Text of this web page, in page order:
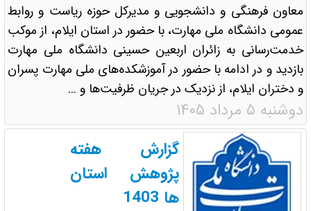
معاون فرهنگی و دانشجویی و مدیرکل حوزه ریاست و روابط
عمومی دانشگاه ملی مهارت، با حضور در استان ایلام، از موکب
خدمت‌رسانی به زائران اربعین حسینی دانشگاه ملی مهارت
بازدید و در ادامه با حضور در آموزشکده‌های ملی مهارت پسران
و دختران ایلام، از نزدیک در جریان ظرفیت‌ها و ...
دوشنبه ۵ مرداد ۱۴۰۵
گزارش هفته
پژوهش استان
ها 1403